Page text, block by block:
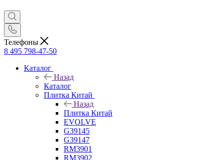
Телефоны
8 495 798-47-50
Каталог
Назад
Каталог
Плитка Китай
Назад
Плитка Китай
EVOLVE
G39145
G39147
RM3901
RM3902